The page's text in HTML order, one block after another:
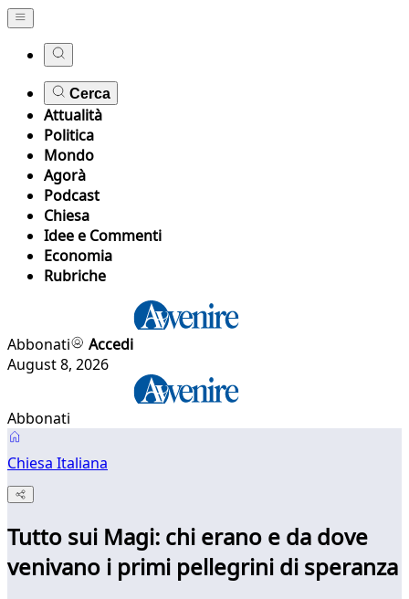
Cerca
Attualità
Politica
Mondo
Agorà
Podcast
Chiesa
Idee e Commenti
Economia
Rubriche
Abbonati
Accedi
August 8, 2026
Abbonati
Chiesa Italiana
Tutto sui Magi: chi erano e da dove
venivano i primi pellegrini di speranza